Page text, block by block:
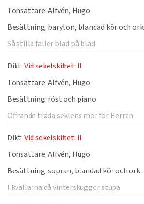
Tonsättare:Alfvén, Hugo
Besättning: baryton, blandad kör och ork
Så stilla faller blad på blad
Dikt:Vid sekelskiftet: II
Tonsättare:Alfvén, Hugo
Besättning: röst och piano
Offrande träda seklens mör för Herran
Dikt:Vid sekelskiftet: II
Tonsättare:Alfvén, Hugo
Besättning:sopran, blandad kör och ork
I kvällarna då vinterskuggor stupa